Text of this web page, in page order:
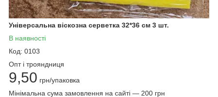
Універсальна віскозна серветка 32*36 см 3 шт.
В наявності
Код: 0103
Опт і трояндниця
9,50 грн/упаковка
Мінімальна сума замовлення на сайті — 200 грн